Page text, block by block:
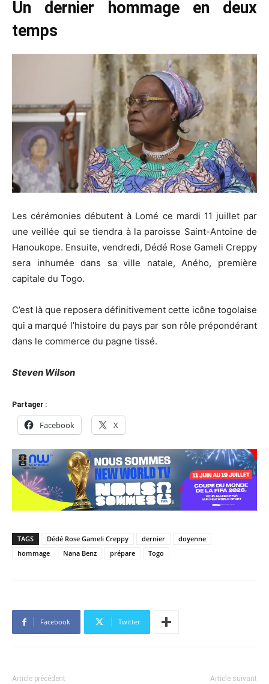
Un dernier hommage en deux
temps
Les cérémonies débutent à Lomé ce mardi 11 juillet par
une veillée qui se tiendra à la paroisse Saint-Antoine de
Hanoukope. Ensuite, vendredi, Dédé Rose Gameli Creppy
sera inhumée dans sa ville natale, Aného, première
capitale du Togo.
C’est là que reposera définitivement cette icône togolaise
qui a marqué l’histoire du pays par son rôle prépondérant
dans le commerce du pagne tissé.
Steven Wilson
Partager :
Facebook X
TAGS Dédé Rose Gameli Creppy dernier
doyenne
hommage
Nana Benz prépare Togo
Facebook Twitter
Article précédent Article suivant